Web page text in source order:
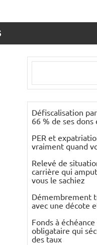
Défiscalisation
66 % de ses
PER et
vraiment quand
Relevé de
carrière qui
vous le sachiez
Démembrement
avec une décote
Fonds à
obligataire qui
des taux